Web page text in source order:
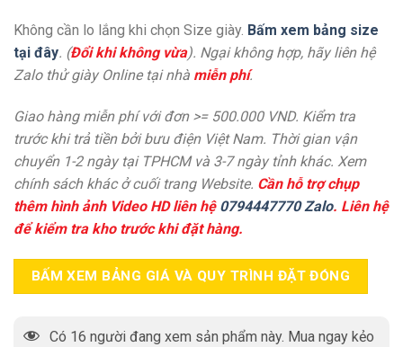
Không cần lo lắng khi chọn Size giày. Bấm xem bảng size
tại đây. (Đổi khi không vừa). Ngại không hợp, hãy liên hệ
Zalo thử giày Online tại nhà miễn phí.
Giao hàng miễn phí với đơn >= 500.000 VND. Kiểm tra
trước khi trả tiền bởi bưu điện Việt Nam. Thời gian vận
chuyển 1-2 ngày tại TPHCM và 3-7 ngày tỉnh khác. Xem
chính sách khác ở cuối trang Website. Cần hỗ trợ chụp
thêm hình ảnh Video HD liên hệ 0794447770 Zalo. Liên hệ
để kiểm tra kho trước khi đặt hàng.
BẤM XEM BẢNG GIÁ VÀ QUY TRÌNH ĐẶT ĐÓNG
Có 16 người đang xem sản phẩm này. Mua ngay kẻo